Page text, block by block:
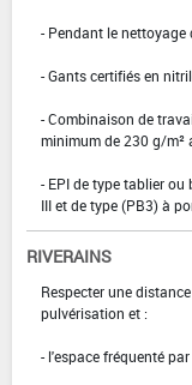
- Pendant le
- Gants certifiés en
- Combinaison de
minimum de 230 g/m²
- EPI de type tablier
III et de type (PB3) à
RIVERAINS
Respecter une
pulvérisation et :
- l'espace fréquenté